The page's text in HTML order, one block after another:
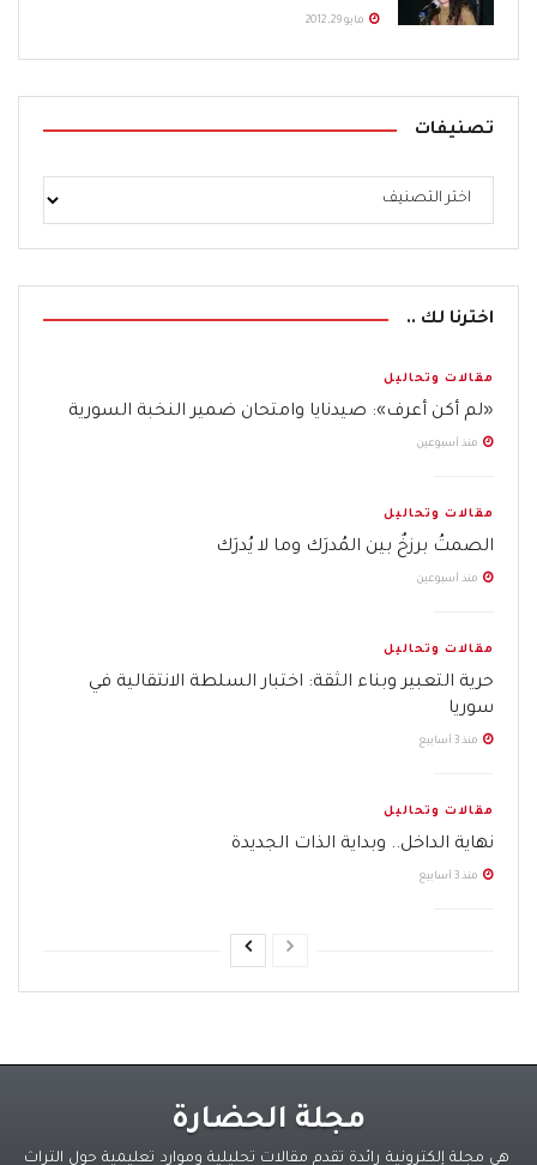
مايو 29, 2012
تصنيفات
اخترنا لك ..
مقالات وتحاليل
«لم أكن أعرف»: صيدنايا وامتحان ضمير النخبة السورية
منذ أسبوعين
مقالات وتحاليل
الصمتُ برزخٌ بين المُدرَك وما لا يُدرَك
منذ أسبوعين
مقالات وتحاليل
حرية التعبير وبناء الثقة: اختبار السلطة الانتقالية في
سوريا
منذ 3 أسابيع
مقالات وتحاليل
نهاية الداخل.. وبداية الذات الجديدة
منذ 3 أسابيع
مجلة الحضارة
هي مجلة إلكترونية رائدة تقدم مقالات تحليلية وموارد تعليمية حول التراث